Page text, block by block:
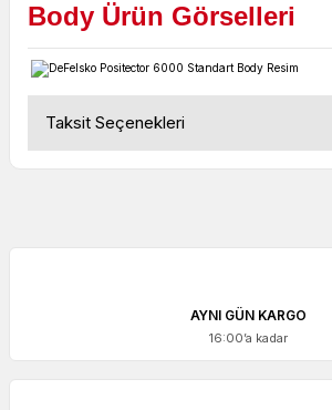
Body Ürün Görselleri
Taksit Seçenekleri
AYNI GÜN KARGO
16:00’a kadar